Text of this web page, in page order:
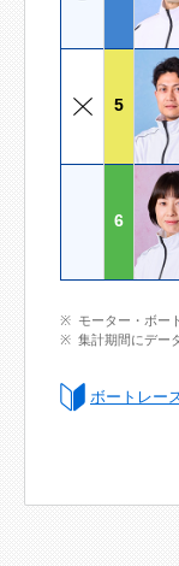
5
6
モーター・ボー
集計期間にデー
ボートレー